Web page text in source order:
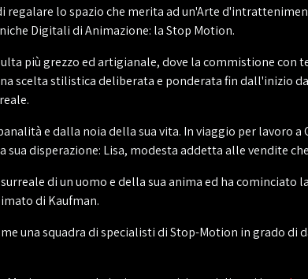
regalare lo spazio che merita ad un'Arte
Digitali di Animazione: la Stop Motion.
più grezzo ed artigianale, dove la commistione con
scelta stilistica deliberata e ponderata fin dall'inizio
e dalla noia della sua vita. In viaggio per lavoro
disperazione: Lisa, modesta addetta alle vendite
di un uomo e della sua anima ed ha
di Kaufman.
una squadra di specialisti di Stop-Motion in grado di